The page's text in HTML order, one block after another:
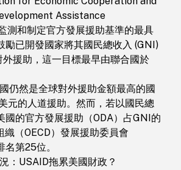
Assistance
測和制定官方發展援助基準的最具
勵已開發國家將其國民總收入 (GNI)
援助，這一目標最早由聯合國於
仍然是全球對外援助金額最高的國
元的人道援助。然而，若以國民總
國的官方發展援助（ODA）占GNI的
（OECD）發展援助委員會
名第25位。
：USAID拖累美國財政？